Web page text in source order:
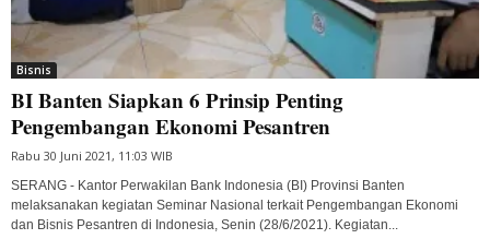
Bisnis
BI Banten Siapkan 6 Prinsip Penting
Pengembangan Ekonomi Pesantren
Rabu 30 Juni 2021, 11:03 WIB
SERANG - Kantor Perwakilan Bank Indonesia (BI) Provinsi Banten
melaksanakan kegiatan Seminar Nasional terkait Pengembangan Ekonomi
dan Bisnis Pesantren di Indonesia, Senin (28/6/2021). Kegiatan...